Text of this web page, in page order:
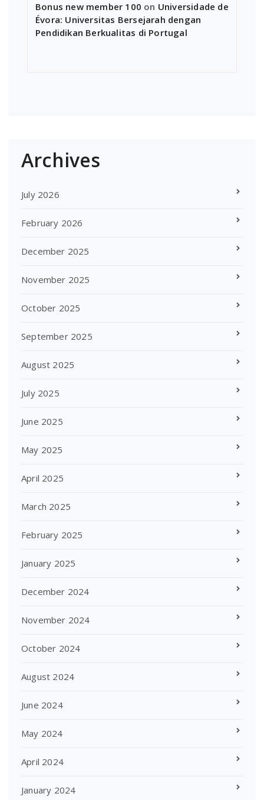
Bonus new member 100 on Universidade de
Évora: Universitas Bersejarah dengan
Pendidikan Berkualitas di Portugal
Archives
July 2026
February 2026
December 2025
November 2025
October 2025
September 2025
August 2025
July 2025
June 2025
May 2025
April 2025
March 2025
February 2025
January 2025
December 2024
November 2024
October 2024
August 2024
June 2024
May 2024
April 2024
January 2024